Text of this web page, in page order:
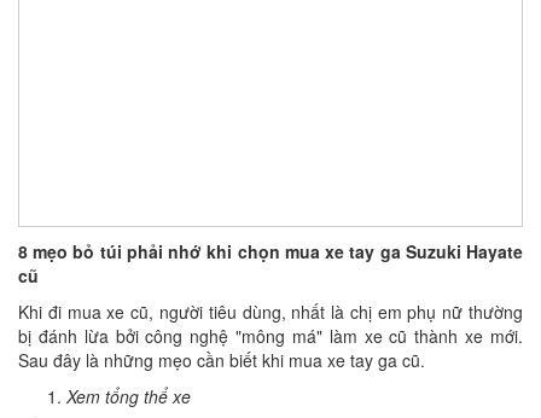
8 mẹo bỏ túi phải nhớ khi chọn mua xe tay ga Suzuki Hayate
cũ
Khi đi mua xe cũ, người tiêu dùng, nhất là chị em phụ nữ thường
bị đánh lừa bởi công nghệ "mông má" làm xe cũ thành xe mới.
Sau đây là những mẹo cần biết khi mua xe tay ga cũ.
Xem tổng thể xe